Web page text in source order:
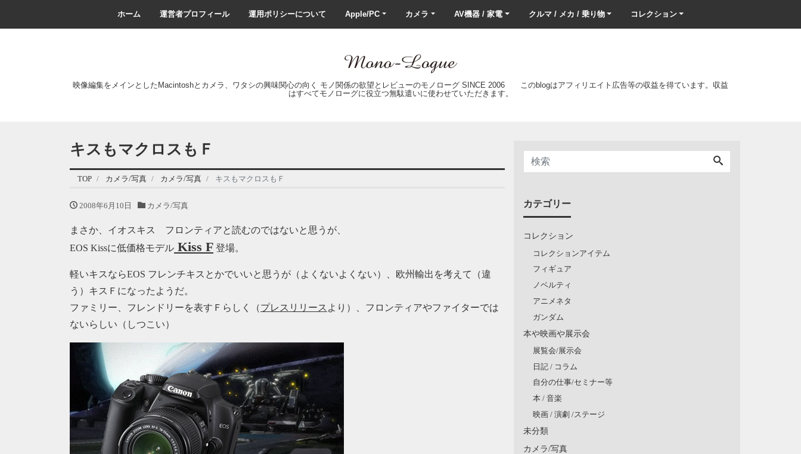
ホーム 運営者プロフィール 運用ポリシーについて Apple/PC カメラ AV機器 / 家電 クルマ / メカ / 乗り物 コレクション
映像編集をメインとしたMacintoshとカメラ、ワタシの興味関心の向く モノ関係の欲望とレビューのモノローグ SINCE 2006 このblogはアフィリエイト広告等の収益を得ています。収益
はすべてモノローグに役立つ無駄遣いに使わせていただきます。
キスもマクロスもＦ
TOP カメラ/写真 カメラ/写真 キスもマクロスもＦ
2008年6月10日 カメラ/写真
まさか、イオスキス フロンティアと読むのではないと思うが、
EOS Kissに低価格モデル Kiss F 登場。
軽いキスならEOS フレンチキスとかでいいと思うが（よくないよくない）、欧州輸出を考えて（違
う）キスＦになったようだ。
ファミリー、フレンドリーを表すＦらしく（プレスリリース より）、フロンティアやファイターでは
ないらしい（しつこい）
カテゴリー
コレクション
コレクションアイテム
フィギュア
ノベルティ
アニメネタ
ガンダム
本や映画や展示会
展覧会/展示会
日記 / コラム
自分の仕事/セミナー等
本 / 音楽
映画 / 演劇 /ステージ
未分類
カメラ/写真